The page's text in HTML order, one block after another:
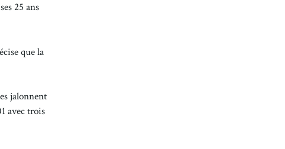
25 ans
que la
jalonnent
avec trois